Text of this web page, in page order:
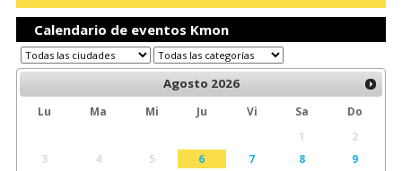
Calendario de eventos Kmon
Agosto 2026
Lu Ma Mi Ju Vi Sa
Do
1
2
3
4 5 6 7 8
9